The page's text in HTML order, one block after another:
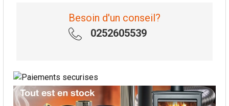
Besoin d'un conseil?
0252605539